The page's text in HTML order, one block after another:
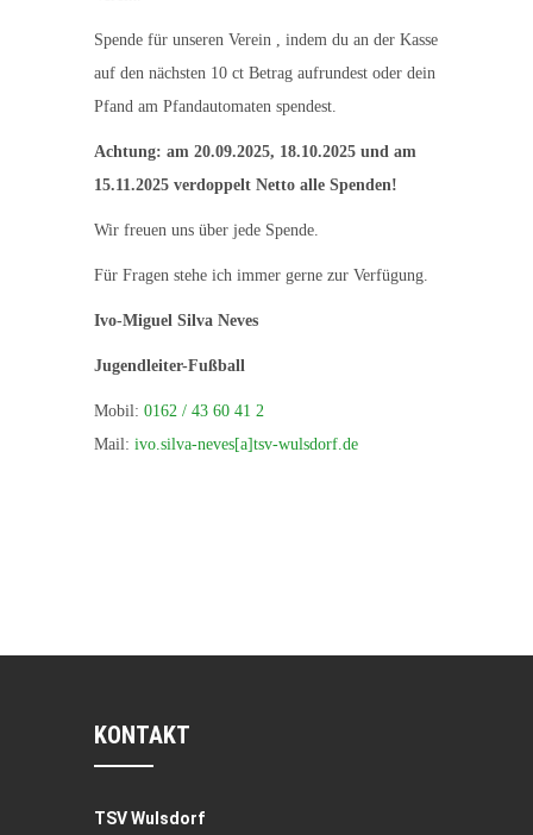
Spende für unseren Verein , indem du an der Kasse
auf den nächsten 10 ct Betrag aufrundest oder dein
Pfand am Pfandautomaten spendest.
Achtung: am 20.09.2025, 18.10.2025 und am
15.11.2025 verdoppelt Netto alle Spenden!
Wir freuen uns über jede Spende.
Für Fragen stehe ich immer gerne zur Verfügung.
Ivo-Miguel Silva Neves
Jugendleiter-Fußball
Mobil: 0162 / 43 60 41 2
Mail: ivo.silva-neves[a]tsv-wulsdorf.de
KONTAKT
TSV Wulsdorf